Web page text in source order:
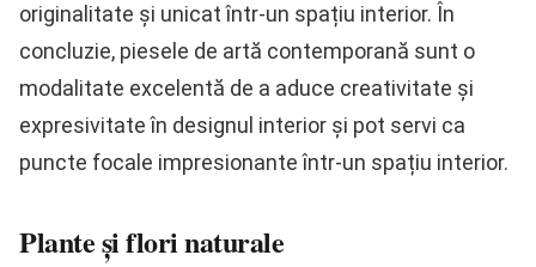
originalitate și unicat într-un spațiu interior. În
concluzie, piesele de artă contemporană sunt o
modalitate excelentă de a aduce creativitate și
expresivitate în designul interior și pot servi ca
puncte focale impresionante într-un spațiu interior.
Plante și flori naturale